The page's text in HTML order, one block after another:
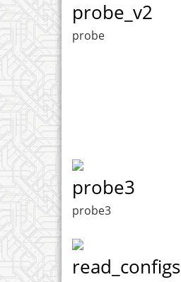
probe_v2
probe
probe3
probe3
read_configs